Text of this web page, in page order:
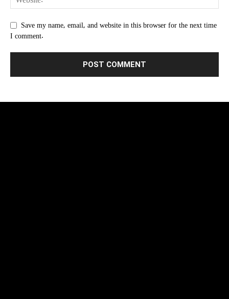
Save my name, email, and website in this browser for the next time
I comment.